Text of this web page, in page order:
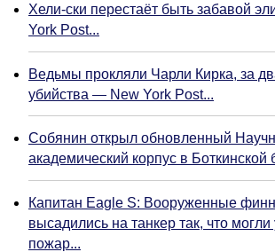
Хели-ски перестаёт быть забавой
York Post...
Ведьмы прокляли Чарли Кирка, за
убийства — New York Post...
Собянин открыл обновленный
академический корпус в Боткинской
Капитан Eagle S: Вооруженные
высадились на танкер так, что могли
пожар...